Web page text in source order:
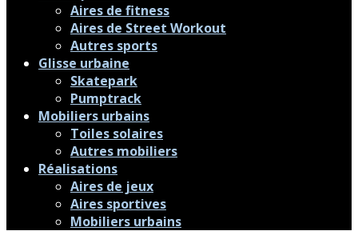
Aires de fitness
Aires de Street Workout
Autres sports
Glisse urbaine
Skatepark
Pumptrack
Mobiliers urbains
Toiles solaires
Autres mobiliers
Réalisations
Aires de jeux
Aires sportives
Mobiliers urbains